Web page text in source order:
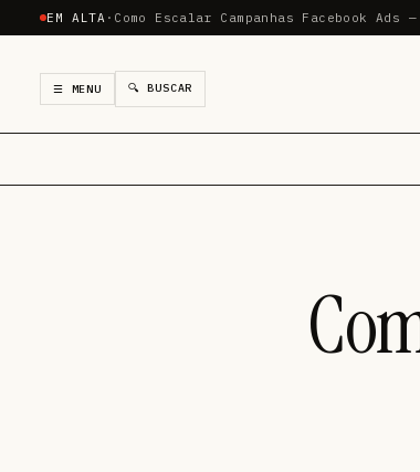
EM ALTA · Como Escalar Campanhas Facebook Ads
☰ MENU 🔍 BUSCAR